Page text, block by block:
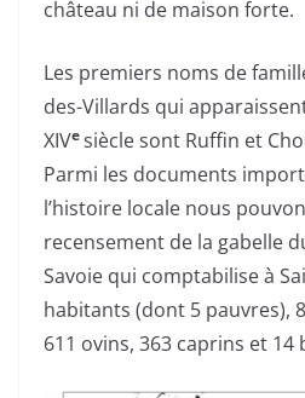
château ni de maison forte.
Les premiers noms de
des-Villards qui
XIVesiècle sont Ruffin et
Parmi les documents
l’histoire locale nous
recensement de la gabelle
Savoie qui comptabilise à
habitants (dont 5 pauvres),
611 ovins, 363 caprins et